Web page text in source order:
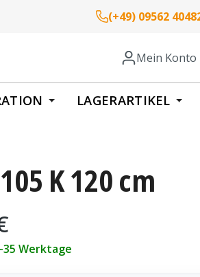
(+49) 09562
Mein Konto
LAGERARTIKEL
K 120 cm
Werktage